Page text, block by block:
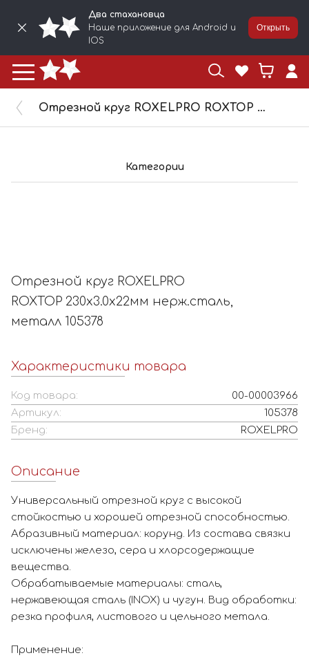
Два стахановца
Наше приложение для Android и
IOS
Открыть
Отрезной круг ROXELPRO ROXTOP 230x3.0x22мм нерж.сталь, металл 105378
Категории
Отрезной круг ROXELPRO
ROXTOP 230x3.0x22мм нерж.сталь,
металл 105378
Характеристики товара
Код товара:
00-00003966
Артикул:
105378
Бренд:
ROXELPRO
Описание
Универсальный отрезной круг с высокой
стойкостью и хорошей отрезной способностью.
Абразивный материал: корунд. Из состава связки
исключены железо, сера и хлорсодержащие
вещества.
Обрабатываемые материалы: сталь,
нержавеющая сталь (INOX) и чугун. Вид обработки:
резка профиля, листового и цельного метала.
Применение: